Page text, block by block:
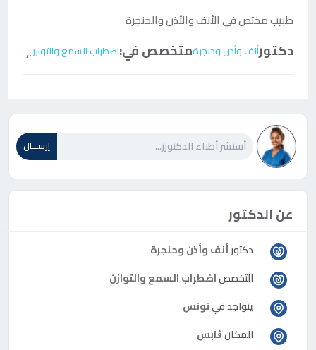
طبيب مختص في الأنف والأذن والحنجرة
دكتورأنف وأذن وحنجرةمتخصص في:اضطراب السمع والتوازن،
إرســـال
عن الدكتور
دكتورأنف وأذن وحنجرة
التخصصاضطراب السمع والتوازن
يتواجد فيتونس
المكانڨابس